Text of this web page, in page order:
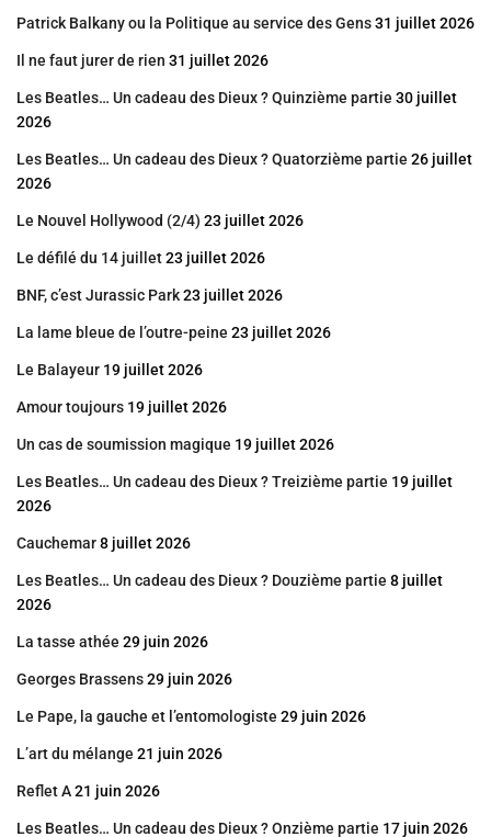
Patrick Balkany ou la Politique au service des Gens31 juillet 2026
Il ne faut jurer de rien 31 juillet 2026
Les Beatles… Un cadeau des Dieux ? Quinzième partie 30 juillet
2026
Les Beatles… Un cadeau des Dieux ? Quatorzième partie 26 juillet
2026
Le Nouvel Hollywood (2/4) 23 juillet 2026
Le défilé du 14 juillet23 juillet 2026
BNF, c’est Jurassic Park23 juillet 2026
La lame bleue de l’outre-peine 23 juillet 2026
Le Balayeur 19 juillet 2026
Amour toujours 19 juillet 2026
Un cas de soumission magique 19 juillet 2026
Les Beatles… Un cadeau des Dieux ? Treizième partie 19 juillet
2026
Cauchemar8 juillet 2026
Les Beatles… Un cadeau des Dieux ? Douzième partie 8 juillet
2026
La tasse athée 29 juin 2026
Georges Brassens29 juin 2026
Le Pape, la gauche et l’entomologiste 29 juin 2026
L’art du mélange 21 juin 2026
Reflet A21 juin 2026
Les Beatles… Un cadeau des Dieux ? Onzième partie 17 juin 2026